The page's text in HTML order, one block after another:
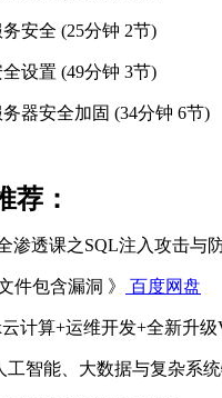
安全 (25分钟 2节)
设置 (49分钟 3节)
器安全加固 (34分钟 6节)
荐：
渗透课之SQL注入攻击与防
件包含漏洞 》 百度网盘
计算+运维开发+全新升级
工智能、大数据与复杂系统